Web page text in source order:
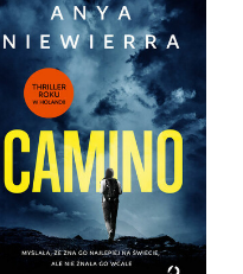
CAMINO
ANYA NIEWIERRA
OPRAWA MIĘKKA
59,99 ZŁ